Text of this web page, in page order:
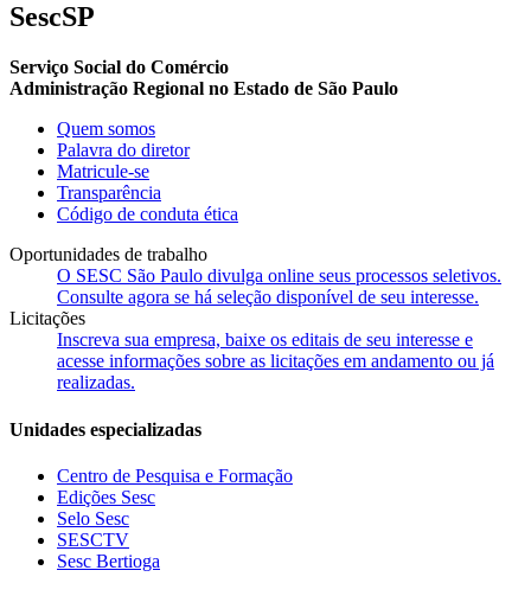
SescSP
Serviço Social do Comércio
Administração Regional no Estado de São Paulo
Quem somos
Palavra do diretor
Matricule-se
Transparência
Código de conduta ética
Oportunidades de trabalho
O SESC São Paulo divulga online seus processos seletivos.
Consulte agora se há seleção disponível de seu interesse.
Licitações
Inscreva sua empresa, baixe os editais de seu interesse e
acesse informações sobre as licitações em andamento ou já
realizadas.
Unidades especializadas
Centro de Pesquisa e Formação
Edições Sesc
Selo Sesc
SESCTV
Sesc Bertioga